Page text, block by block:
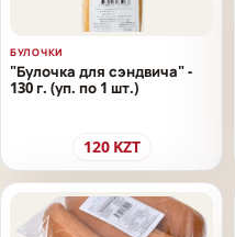
БУЛОЧКИ
"Булочка для сэндвича" -
130 г. (уп. по 1 шт.)
120 KZT